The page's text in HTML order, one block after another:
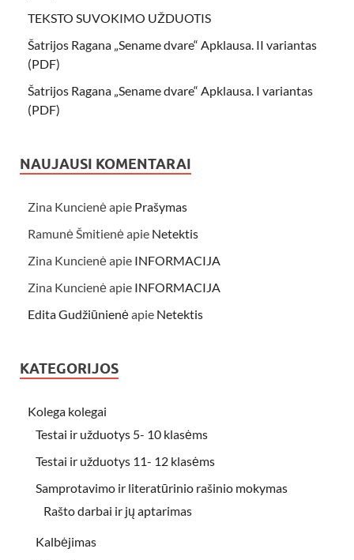
TEKSTO SUVOKIMO UŽDUOTIS
Šatrijos Ragana „Sename dvare“ Apklausa. II variantas
(PDF)
Šatrijos Ragana „Sename dvare“ Apklausa. I variantas
(PDF)
NAUJAUSI KOMENTARAI
Zina Kuncienėapie Prašymas
Ramunė Šmitienėapie Netektis
Zina Kuncienėapie INFORMACIJA
Zina Kuncienėapie INFORMACIJA
Edita Gudžiūnienėapie Netektis
KATEGORIJOS
Kolega kolegai
Testai ir užduotys 5- 10 klasėms
Testai ir užduotys 11- 12 klasėms
Samprotavimo ir literatūrinio rašinio mokymas
Rašto darbai ir jų aptarimas
Kalbėjimas